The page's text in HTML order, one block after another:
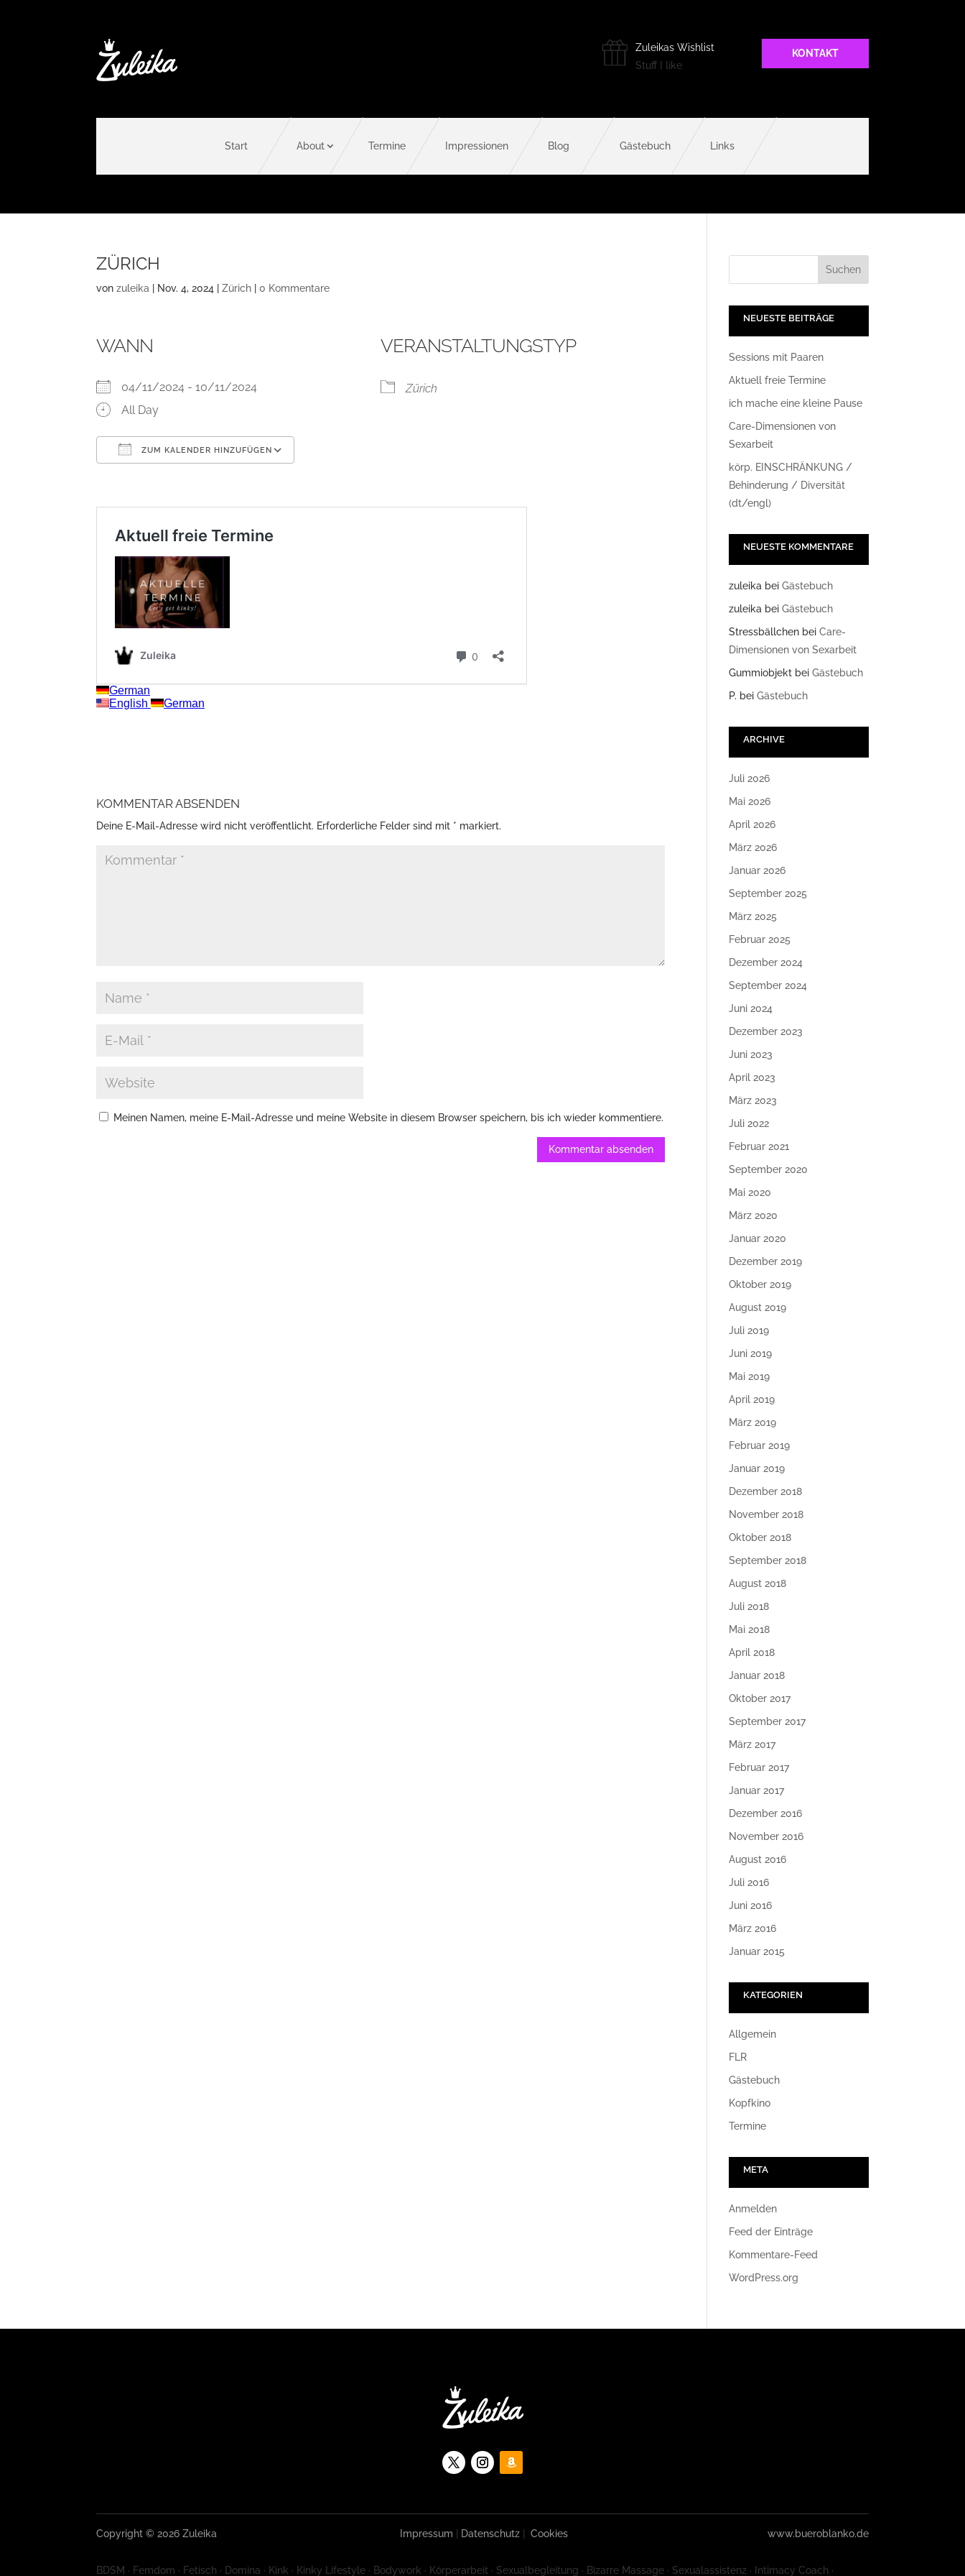
Zuleikas Wishlist
Stuff I like
KONTAKT
Start About Termine Impressionen Blog Gästebuch Links
ZÜRICH
vonzuleika | Nov. 4, 2024 |Zürich |0 Kommentare
WANN
04/11/2024 - 10/11/2024
All Day
ZUM KALENDER HINZUFÜGEN
VERANSTALTUNGSTYP
Zürich
KOMMENTAR ABSENDEN
Deine E-Mail-Adresse wird nicht veröffentlicht. Erforderliche Felder sind mit * markiert.
Meinen Namen, meine E-Mail-Adresse und meine Website in diesem Browser speichern, bis ich wieder kommentiere.
NEUESTE BEITRÄGE
Sessions mit Paaren
Aktuell freie Termine
ich mache eine kleine Pause
Care-Dimensionen von
Sexarbeit
körp. EINSCHRÄNKUNG /
Behinderung / Diversität
(dt/engl)
NEUESTE KOMMENTARE
zuleika beiGästebuch
zuleika beiGästebuch
Stressbällchen beiCare-
Dimensionen von Sexarbeit
Gummiobjekt beiGästebuch
P. beiGästebuch
ARCHIVE
Juli 2026
Mai 2026
April 2026
März 2026
Januar 2026
September 2025
März 2025
Februar 2025
Dezember 2024
September 2024
Juni 2024
Dezember 2023
Juni 2023
April 2023
März 2023
Juli 2022
Februar 2021
September 2020
Mai 2020
März 2020
Januar 2020
Dezember 2019
Oktober 2019
August 2019
Juli 2019
Juni 2019
Mai 2019
April 2019
März 2019
Februar 2019
Januar 2019
Dezember 2018
November 2018
Oktober 2018
September 2018
August 2018
Juli 2018
Mai 2018
April 2018
Januar 2018
Oktober 2017
September 2017
März 2017
Februar 2017
Januar 2017
Dezember 2016
November 2016
August 2016
Juli 2016
Juni 2016
März 2016
Januar 2015
KATEGORIEN
Allgemein
FLR
Gästebuch
Kopfkino
Termine
META
Anmelden
Feed der Einträge
Kommentare-Feed
WordPress.org
Copyright © 2026 Zuleika Impressum | Datenschutz| Cookies www.bueroblanko.de
BDSM · Femdom · Fetisch · Domina · Kink · Kinky Lifestyle · Bodywork · Körperarbeit · Sexualbegleitung · Bizarre Massage · Sexualassistenz · Intimacy Coach ·